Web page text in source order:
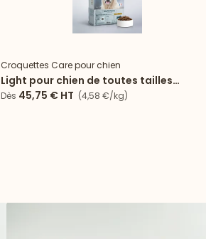
Croquettes Care pour chien
Light pour chien de toutes tailles
stérilisé/surpoids au poulet
Dès 45,75 € HT (4,58 €/kg)